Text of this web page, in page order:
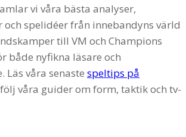
vi våra bästa analyser,
spelidéer från innebandyns värld
till VM och Champions
både nyfikna läsare och
Läs våra senaste speltips på
våra guider om form, taktik och tv-